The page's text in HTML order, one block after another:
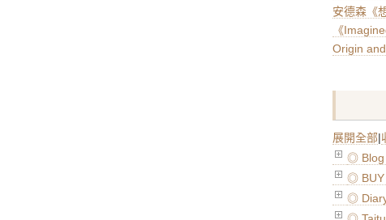
安德森《
《
Origin
展開全部|
◎ Blog
◎ BUY
◎